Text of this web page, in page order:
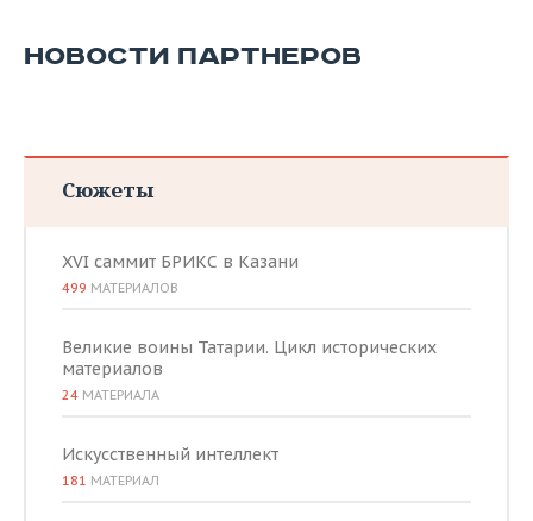
НОВОСТИ ПАРТНЕРОВ
Сюжеты
XVI саммит БРИКС в Казани
499 МАТЕРИАЛОВ
Великие воины Татарии. Цикл исторических
материалов
24 МАТЕРИАЛА
Искусственный интеллект
181 МАТЕРИАЛ